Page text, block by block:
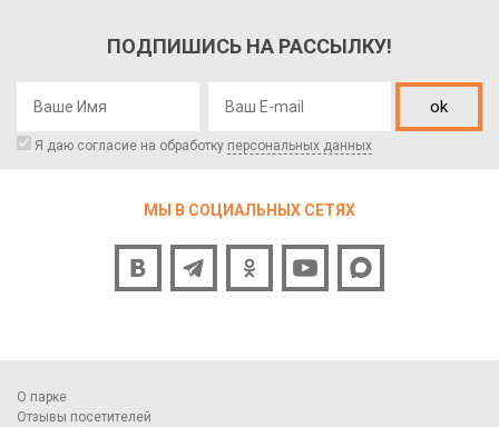
ПОДПИШИСЬ НА РАССЫЛКУ!
ok
Я даю согласие на обработку персональных данных
МЫ В СОЦИАЛЬНЫХ СЕТЯХ
О парке
Отзывы посетителей